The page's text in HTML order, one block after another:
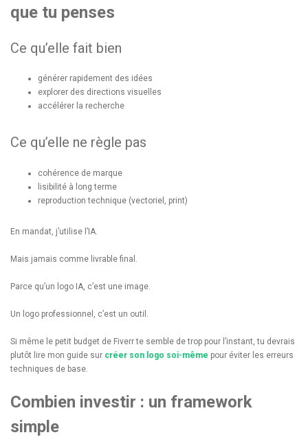
que tu penses
Ce qu’elle fait bien
générer rapidement des idées
explorer des directions visuelles
accélérer la recherche
Ce qu’elle ne règle pas
cohérence de marque
lisibilité à long terme
reproduction technique (vectoriel, print)
En mandat, j’utilise l’IA.
Mais jamais comme livrable final.
Parce qu’un logo IA, c’est une image.
Un logo professionnel, c’est un outil.
Si même le petit budget de Fiverr te semble de trop pour l’instant, tu devrais
plutôt lire mon guide sur créer son logo soi-même pour éviter les erreurs
techniques de base.
Combien investir : un framework
simple